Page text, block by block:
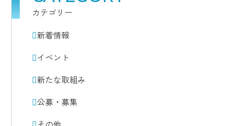
カテゴリー
新着情報
イベント
新たな取組み
公募・募集